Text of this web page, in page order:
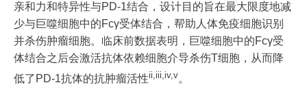
亲和力和特异性与PD-1结合，设计目的旨在最大限度地减
少与巨噬细胞中的Fcγ受体结合，帮助人体免疫细胞识别
并杀伤肿瘤细胞。临床前数据表明，巨噬细胞中的Fcγ受
体结合之后会激活抗体依赖细胞介导杀伤T细胞，从而降
低了PD-1抗体的抗肿瘤活性ii,iii,iv,v。